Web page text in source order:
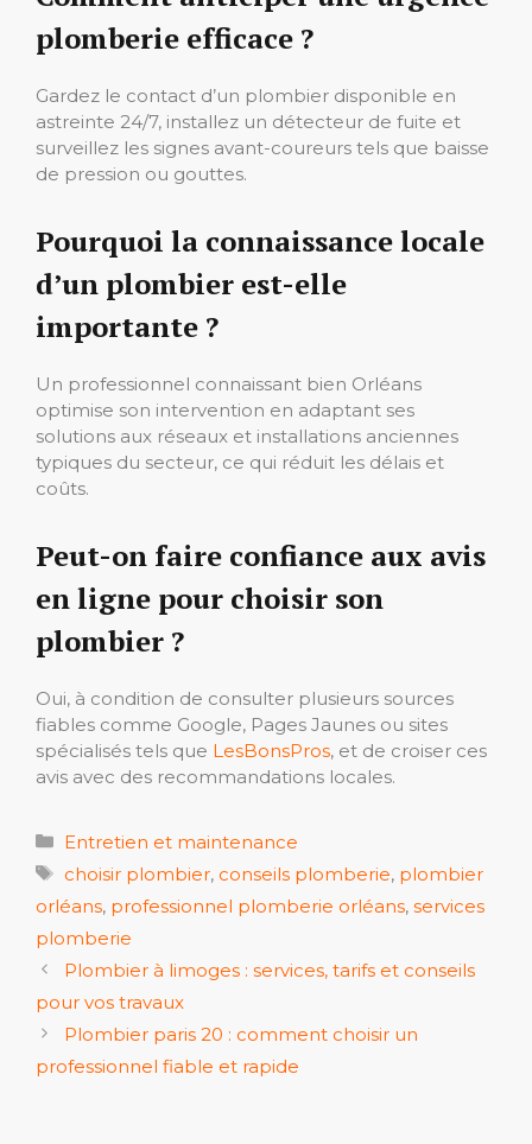
plomberie efficace ?
Gardez le contact d’un plombier disponible en
astreinte 24/7, installez un détecteur de fuite et
surveillez les signes avant-coureurs tels que baisse
de pression ou gouttes.
Pourquoi la connaissance locale
d’un plombier est-elle
importante ?
Un professionnel connaissant bien Orléans
optimise son intervention en adaptant ses
solutions aux réseaux et installations anciennes
typiques du secteur, ce qui réduit les délais et
coûts.
Peut-on faire confiance aux avis
en ligne pour choisir son
plombier ?
Oui, à condition de consulter plusieurs sources
fiables comme Google, Pages Jaunes ou sites
spécialisés tels que LesBonsPros, et de croiser ces
avis avec des recommandations locales.
Catégories
Entretien et maintenance
Étiquettes
choisir plombier, conseils plomberie, plombier
orléans, professionnel plomberie orléans, services
plomberie
Plombier à limoges : services, tarifs et conseils
pour vos travaux
Plombier paris 20 : comment choisir un
professionnel fiable et rapide